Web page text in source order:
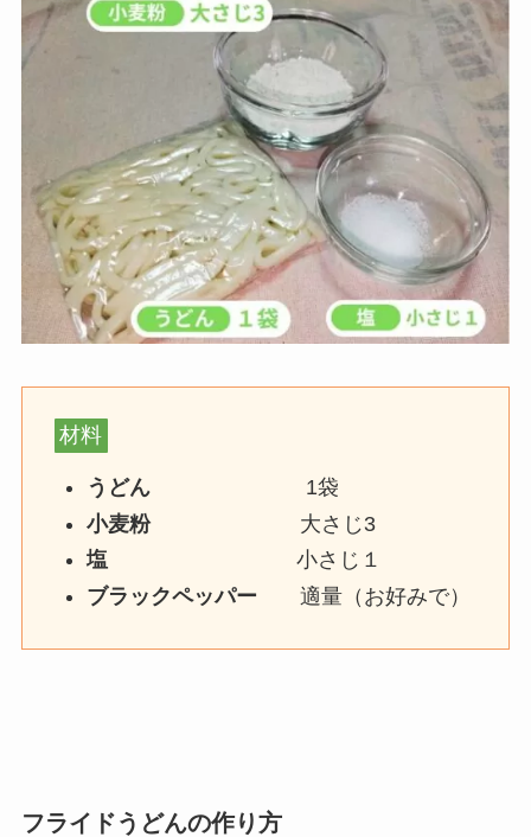
材料
うどん1袋
小麦粉大さじ3
塩 小さじ１
ブラックペッパー 適量（お好みで）
フライドうどんの作り方